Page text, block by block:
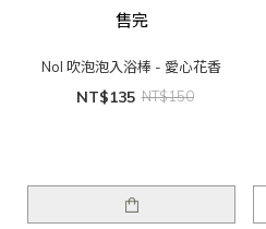
售完
Nol 吹泡泡入浴棒 - 愛心花香
NT$135 NT$150